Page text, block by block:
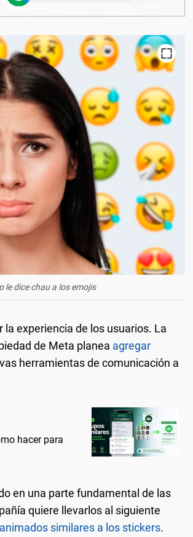
le dice chau a los emojis
experiencia de los usuarios. La
de Meta planea agregar
herramientas de comunicación a
hacer para
en una parte fundamental de las
quiere llevarlos al siguiente
similares a los stickers.